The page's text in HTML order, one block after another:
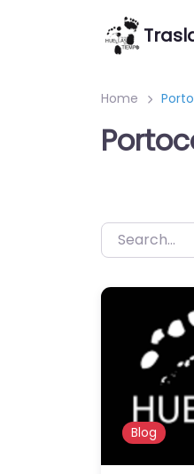
Home
Blog